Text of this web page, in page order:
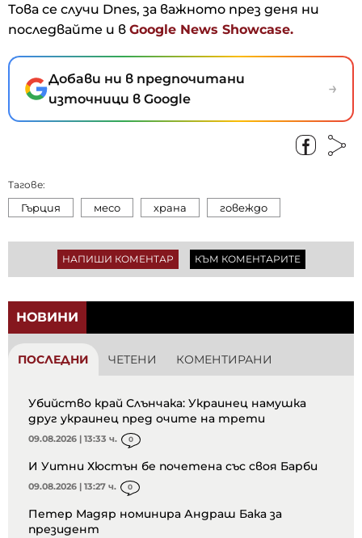
Това се случи Dnes, за важното през деня ни
последвайте и в Google News Showcase.
Добави ни в предпочитани
източници в Google
→
Тагове:
Гърция месо храна говеждо
НАПИШИ КОМЕНТАР КЪМ КОМЕНТАРИТЕ
НОВИНИ
ПОСЛЕДНИ ЧЕТЕНИ КОМЕНТИРАНИ
Убийство край Слънчака: Украинец намушка
друг украинец пред очите на трети
09.08.2026 | 13:33 ч. 0
И Уитни Хюстън бе почетена със своя Барби
09.08.2026 | 13:27 ч. 0
Петер Мадяр номинира Андраш Бака за
президент